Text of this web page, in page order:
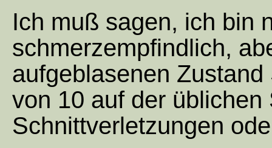
Ich muß sagen, ich bin
schmerzempfindlich,
aufgeblasenen
von 10 auf der
Schnittverletzungen